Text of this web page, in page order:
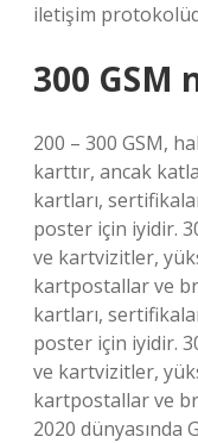
iletişim
300 GSM
200 – 300 GSM,
karttır, ancak
kartları,
poster için iyidir.
ve kartvizitler,
kartpostallar ve
kartları,
poster için iyidir.
ve kartvizitler,
kartpostallar ve
2020 dünyasında